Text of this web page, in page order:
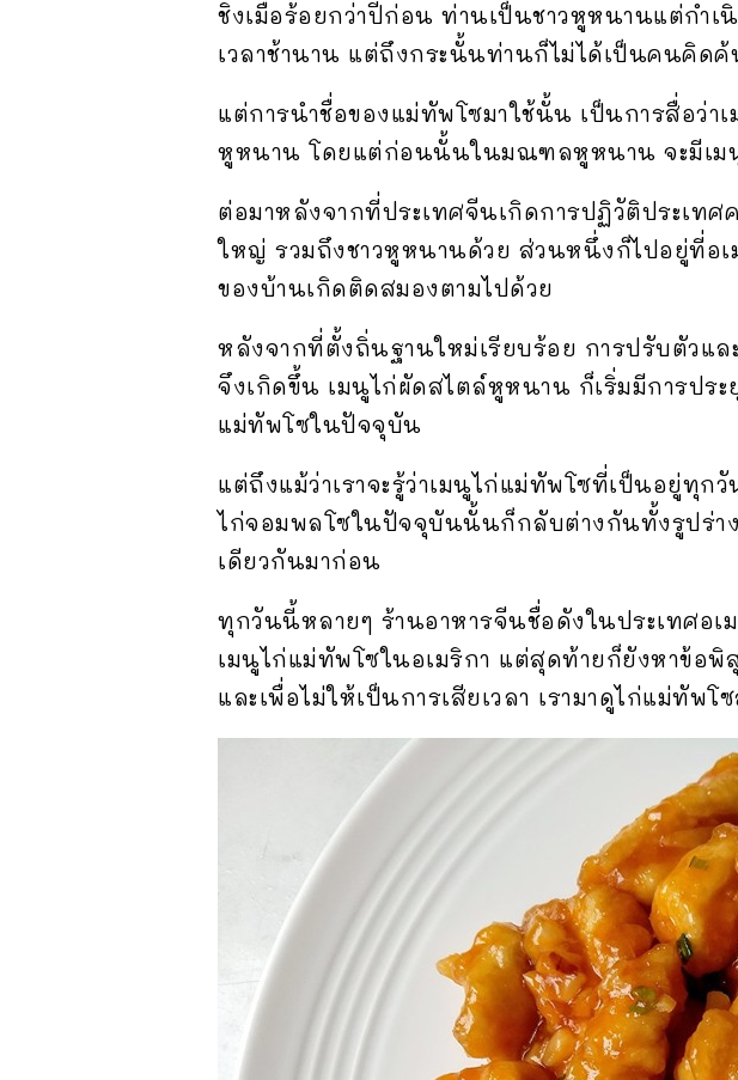
ชิงเมื่อร้อยกว่าปีก่อน ท่านเป็นชาวหูหนานแต่กำเ
เวลาช้านาน แต่ถึงกระนั้นท่านก็ไม่ได้เป็นคนคิด
แต่การนำชื่อของแม่ทัพโซมาใช้นั้น เป็นการสื่อว่
หูหนาน โดยแต่ก่อนนั้นในมณฑลหูหนาน จะมีเม
ต่อมาหลังจากที่ประเทศจีนเกิดการปฏิวัติประเ
ใหญ่ รวมถึงชาวหูหนานด้วย ส่วนหนึ่งก็ไปอยู่ที่อเ
ของบ้านเกิดติดสมองตามไปด้วย
หลังจากที่ตั้งถิ่นฐานใหม่เรียบร้อย การปรับตัวแล
จึงเกิดขึ้น เมนูไก่ผัดสไตล์หูหนาน ก็เริ่มมีการปร
แม่ทัพโซในปัจจุบัน
แต่ถึงแม้ว่าเราจะรู้ว่าเมนูไก่แม่ทัพโซที่เป็นอยู่
ไก่จอมพลโซในปัจจุบันนั้นก็กลับต่างกันทั้งรูปร่าง
เดียวกันมาก่อน
ทุกวันนี้หลายๆ ร้านอาหารจีนชื่อดังในประเทศอเ
เมนูไก่แม่ทัพโซในอเมริกา แต่สุดท้ายก็ยังหาข้อ
และเพื่อไม่ให้เป็นการเสียเวลา เรามาดูไก่แม่ทัพ